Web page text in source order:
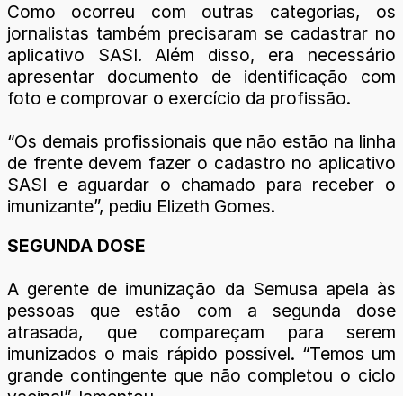
Como ocorreu com outras categorias, os
jornalistas também precisaram se cadastrar no
aplicativo SASI. Além disso, era necessário
apresentar documento de identificação com
foto e comprovar o exercício da profissão.
“Os demais profissionais que não estão na linha
de frente devem fazer o cadastro no aplicativo
SASI e aguardar o chamado para receber o
imunizante”, pediu Elizeth Gomes.
SEGUNDA DOSE
A gerente de imunização da Semusa apela às
pessoas que estão com a segunda dose
atrasada, que compareçam para serem
imunizados o mais rápido possível. “Temos um
grande contingente que não completou o ciclo